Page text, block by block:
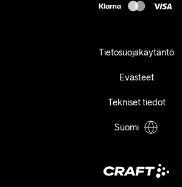
Tietosuojakäytäntö
Evästeet
Tekniset tiedot
Suomi